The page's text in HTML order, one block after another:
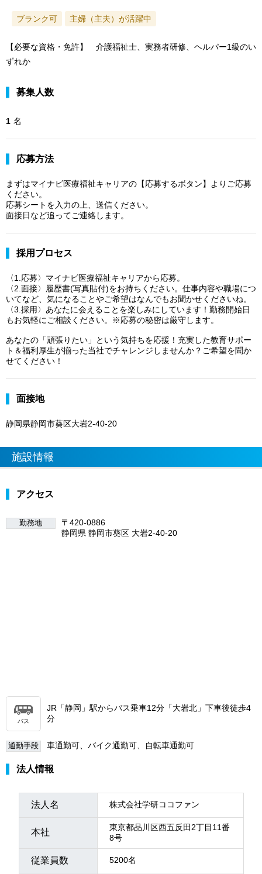
ブランク可 主婦（主夫）が活躍中
【必要な資格・免許】 介護福祉士、実務者研修、ヘルパー1級のい
ずれか
募集人数
1 名
応募方法
まずはマイナビ医療福祉キャリアの【応募するボタン】よりご応募
ください。
応募シートを入力の上、送信ください。
面接日など追ってご連絡します。
採用プロセス
〈1.応募〉マイナビ医療福祉キャリアから応募。
〈2.面接〉履歴書(写真貼付)をお持ちください。仕事内容や職場につ
いてなど、気になることやご希望はなんでもお聞かせくださいね。
〈3.採用〉あなたに会えることを楽しみにしています！勤務開始日
もお気軽にご相談ください。※応募の秘密は厳守します。
あなたの「頑張りたい」という気持ちを応援！充実した教育サポー
ト＆福利厚生が揃った当社でチャレンジしませんか？ご希望を聞か
せてください！
面接地
静岡県静岡市葵区大岩2-40-20
施設情報
アクセス
勤務地
〒420-0886
静岡県 静岡市葵区 大岩2-40-20
バス
JR「静岡」駅からバス乗車12分「大岩北」下車後徒歩4
分
通勤手段 車通勤可、バイク通勤可、自転車通勤可
法人情報
法人名 株式会社学研ココファン
本社
東京都品川区西五反田2丁目11番
8号
従業員数 5200名